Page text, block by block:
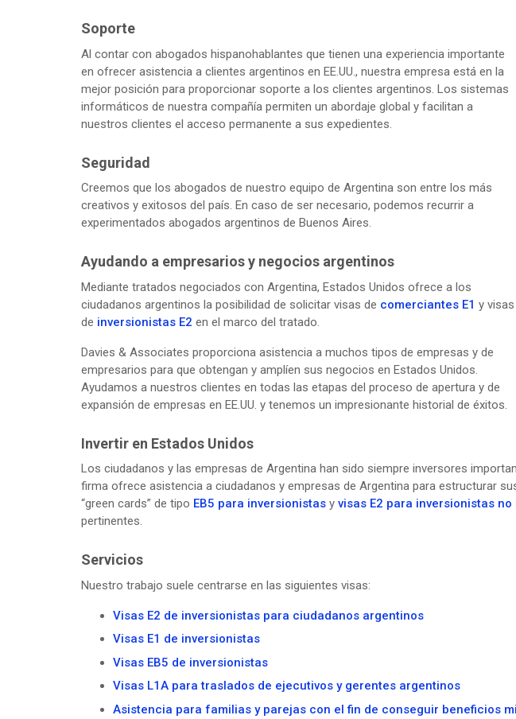
Soporte
Al contar con abogados hispanohablantes que tienen una experiencia importante
en ofrecer asistencia a clientes argentinos en EE.UU., nuestra empresa está en la
mejor posición para proporcionar soporte a los clientes argentinos. Los sistemas
informáticos de nuestra compañía permiten un abordaje global y facilitan a
nuestros clientes el acceso permanente a sus expedientes.
Seguridad
Creemos que los abogados de nuestro equipo de Argentina son entre los más
creativos y exitosos del país. En caso de ser necesario, podemos recurrir a
experimentados abogados argentinos de Buenos Aires.
Ayudando a empresarios y negocios argentinos
Mediante tratados negociados con Argentina, Estados Unidos ofrece a los
ciudadanos argentinos la posibilidad de solicitar visas de comerciantes E1 y visas
de inversionistas E2 en el marco del tratado.
Davies & Associates proporciona asistencia a muchos tipos de empresas y de
empresarios para que obtengan y amplíen sus negocios en Estados Unidos.
Ayudamos a nuestros clientes en todas las etapas del proceso de apertura y de
expansión de empresas en EE.UU. y tenemos un impresionante historial de éxitos.
Invertir en Estados Unidos
Los ciudadanos y las empresas de Argentina han sido siempre inversores
firma ofrece asistencia a ciudadanos y empresas de Argentina para estructurar
“green cards” de tipo EB5 para inversionistas y visas E2 para inversionistas
pertinentes.
Servicios
Nuestro trabajo suele centrarse en las siguientes visas:
Visas E2 de inversionistas para ciudadanos argentinos
Visas E1 de inversionistas
Visas EB5 de inversionistas
Visas L1A para traslados de ejecutivos y gerentes argentinos
Asistencia para familias y parejas con el fin de conseguir beneficios